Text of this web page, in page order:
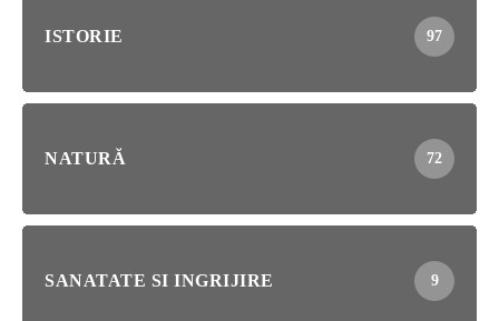
ISTORIE 97
NATURĂ 72
SANATATE SI INGRIJIRE 9